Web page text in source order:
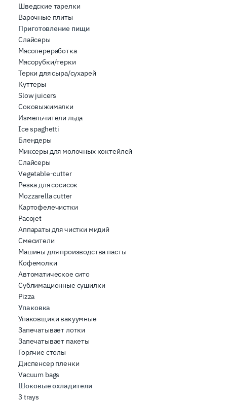
Шведские тарелки
Варочные плиты
Приготовление пищи
Слайсеры
Мясопереработка
Мясорубки/терки
Терки для сыра/сухарей
Куттеры
Slow juicers
Соковыжималки
Измельчители льда
Ice spaghetti
Блендеры
Миксеры для молочных коктейлей
Слайсеры
Vegetable-cutter
Резка для сосисок
Mozzarella cutter
Картофелечистки
Pacojet
Аппараты для чистки мидий
Смесители
Машины для производства пасты
Кофемолки
Автоматическое сито
Сублимационные сушилки
Pizza
Упаковка
Упаковщики вакуумные
Запечатывает лотки
Запечатывает пакеты
Горячие столы
Диспенсер пленки
Vacuum bags
Шоковые охладители
3 trays